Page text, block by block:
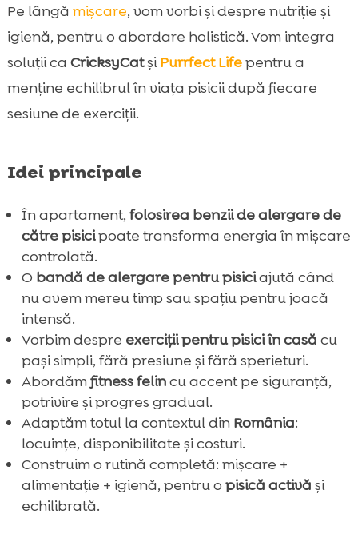
Pe lângă mișcare, vom vorbi și despre nutriție și
igienă, pentru o abordare holistică. Vom integra
soluții ca CricksyCatșiPurrfect Lifepentru a
menține echilibrul în viața pisicii după fiecare
sesiune de exerciții.
Idei principale
În apartament, folosirea benzii de alergare de
către pisicipoate transforma energia în mișcare
controlată.
O bandă de alergare pentru pisiciajută când
nu avem mereu timp sau spațiu pentru joacă
intensă.
Vorbim despre exerciții pentru pisici în casă cu
pași simpli, fără presiune și fără sperieturi.
Abordămfitness felincu accent pe siguranță,
potrivire și progres gradual.
Adaptăm totul la contextul din România:
locuințe, disponibilitate și costuri.
Construim o rutină completă: mișcare +
alimentație + igienă, pentru o pisică activă și
echilibrată.